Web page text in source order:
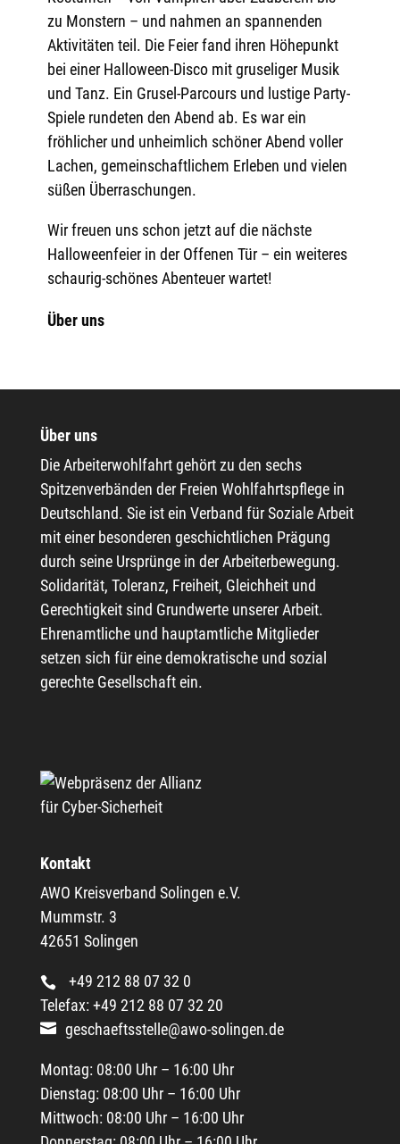
zu Monstern – und nahmen an spannenden
Aktivitäten teil. Die Feier fand ihren Höhepunkt
bei einer Halloween-Disco mit gruseliger Musik
und Tanz. Ein Grusel-Parcours und lustige Party-
Spiele rundeten den Abend ab. Es war ein
fröhlicher und unheimlich schöner Abend voller
Lachen, gemeinschaftlichem Erleben und vielen
süßen Überraschungen.
Wir freuen uns schon jetzt auf die nächste
Halloweenfeier in der Offenen Tür – ein weiteres
schaurig-schönes Abenteuer wartet!
Über uns
Über uns
Die Arbeiterwohlfahrt gehört zu den sechs
Spitzenverbänden der Freien Wohlfahrtspflege in
Deutschland. Sie ist ein Verband für Soziale Arbeit
mit einer besonderen geschichtlichen Prägung
durch seine Ursprünge in der Arbeiterbewegung.
Solidarität, Toleranz, Freiheit, Gleichheit und
Gerechtigkeit sind Grundwerte unserer Arbeit.
Ehrenamtliche und hauptamtliche Mitglieder
setzen sich für eine demokratische und sozial
gerechte Gesellschaft ein.
Kontakt
AWO Kreisverband Solingen e.V.
Mummstr. 3
42651 Solingen
+49 212 88 07 32 0
Telefax: +49 212 88 07 32 20
geschaeftsstelle@awo-solingen.de
Montag: 08:00 Uhr – 16:00 Uhr
Dienstag: 08:00 Uhr – 16:00 Uhr
Mittwoch: 08:00 Uhr – 16:00 Uhr